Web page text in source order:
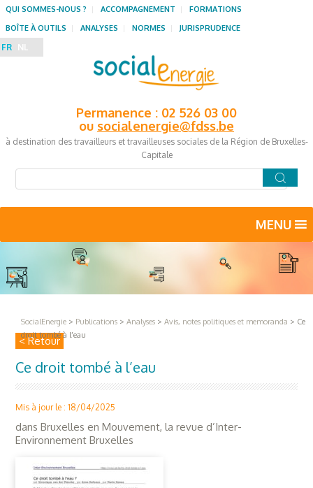
Permanence : 02 526 03 00
ou socialenergie@fdss.be
à destination des travailleurs et travailleuses sociales de la Région de Bruxelles-
Capitale
QUI SOMMES-NOUS ? ACCOMPAGNEMENT
FORMATIONS
BOÎTE À OUTILS
ANALYSES NORMES JURISPRUDENCE
FR NL
MENU
SocialEnergie > Publications > Analyses > Avis, notes politiques et memoranda > Ce
droit tombé à l’eau
< Retour
Ce droit tombé à l’eau
Mis à jour le : 18/04/2025
dans Bruxelles en Mouvement, la revue d’Inter-
Environnement Bruxelles